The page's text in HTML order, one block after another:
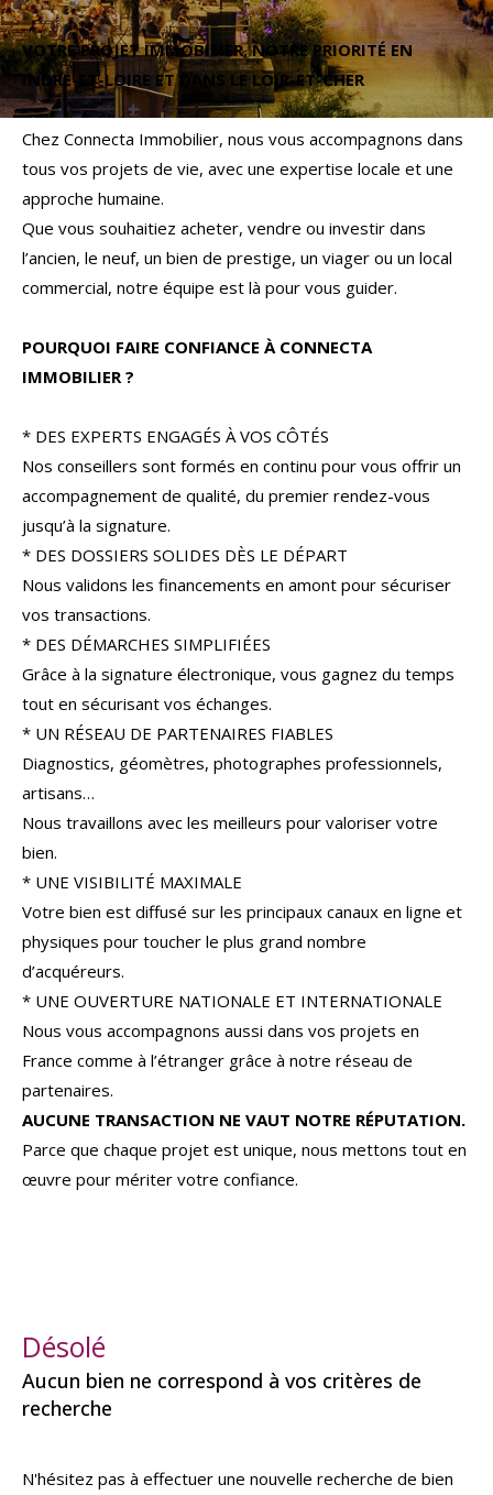
VOTRE PROJET IMMOBILIER, NOTRE PRIORITÉ EN
INDRE-ET-LOIRE ET DANS LE LOIR-ET-CHER
Chez Connecta Immobilier, nous vous accompagnons dans
tous vos projets de vie, avec une expertise locale et une
approche humaine.
Que vous souhaitiez acheter, vendre ou investir dans
l’ancien, le neuf, un bien de prestige, un viager ou un local
commercial, notre équipe est là pour vous guider.
POURQUOI FAIRE CONFIANCE À CONNECTA
IMMOBILIER ?
* DES EXPERTS ENGAGÉS À VOS CÔTÉS
Nos conseillers sont formés en continu pour vous offrir un
accompagnement de qualité, du premier rendez-vous
jusqu’à la signature.
* DES DOSSIERS SOLIDES DÈS LE DÉPART
Nous validons les financements en amont pour sécuriser
vos transactions.
* DES DÉMARCHES SIMPLIFIÉES
Grâce à la signature électronique, vous gagnez du temps
tout en sécurisant vos échanges.
* UN RÉSEAU DE PARTENAIRES FIABLES
Diagnostics, géomètres, photographes professionnels,
artisans…
Nous travaillons avec les meilleurs pour valoriser votre
bien.
* UNE VISIBILITÉ MAXIMALE
Votre bien est diffusé sur les principaux canaux en ligne et
physiques pour toucher le plus grand nombre
d’acquéreurs.
* UNE OUVERTURE NATIONALE ET INTERNATIONALE
Nous vous accompagnons aussi dans vos projets en
France comme à l’étranger grâce à notre réseau de
partenaires.
AUCUNE TRANSACTION NE VAUT NOTRE RÉPUTATION.
Parce que chaque projet est unique, nous mettons tout en
œuvre pour mériter votre confiance.
Désolé
Aucun bien ne correspond à vos critères de
recherche
N'hésitez pas à effectuer une nouvelle recherche de bien
Budget
Budget
Surface
Surface
Pièces
Pièces
Référence
AFFINER LES CRITÈRES
FILTRER PAR
COUPS DE COEUR
NOUVEAUTÉS
RECHERCHER